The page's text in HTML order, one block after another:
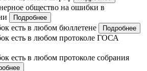
общество на ошибки в
Подробнее
есть в любом бюллетене Подробнее
есть в любом протоколе ГОСА
есть в любом протоколе собрания